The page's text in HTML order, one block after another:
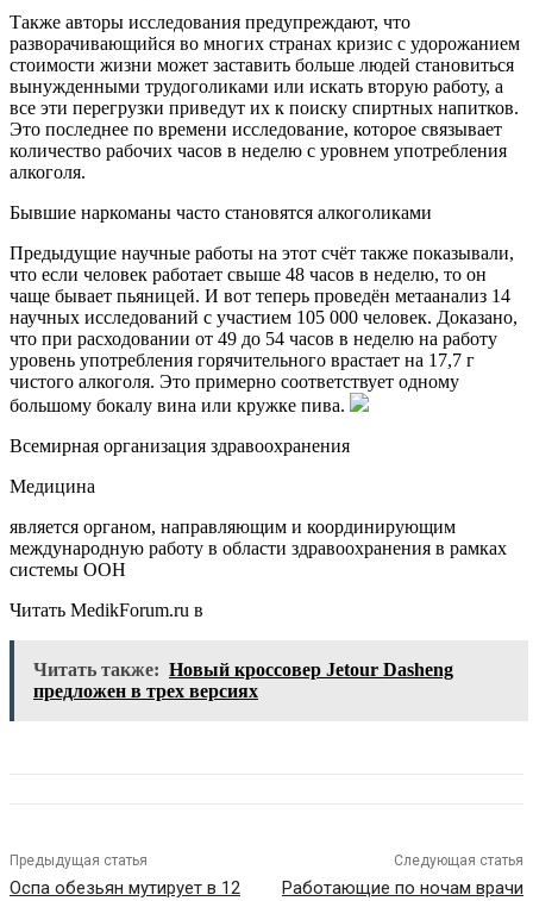
Также авторы исследования предупреждают, что
разворачивающийся во многих странах кризис с удорожанием
стоимости жизни может заставить больше людей становиться
вынужденными трудоголиками или искать вторую работу, а
все эти перегрузки приведут их к поиску спиртных напитков.
Это последнее по времени исследование, которое связывает
количество рабочих часов в неделю с уровнем употребления
алкоголя.
Бывшие наркоманы часто становятся алкоголиками
Предыдущие научные работы на этот счёт также показывали,
что если человек работает свыше 48 часов в неделю, то он
чаще бывает пьяницей. И вот теперь проведён метаанализ 14
научных исследований с участием 105 000 человек. Доказано,
что при расходовании от 49 до 54 часов в неделю на работу
уровень употребления горячительного врастает на 17,7 г
чистого алкоголя. Это примерно соответствует одному
большому бокалу вина или кружке пива.
Всемирная организация здравоохранения
Медицина
является органом, направляющим и координирующим
международную работу в области здравоохранения в рамках
системы ООН
Читать MedikForum.ru в
Читать также: Новый кроссовер Jetour Dasheng
предложен в трех версиях
Предыдущая статья
Оспа обезьян мутирует в 12
Следующая статья
Работающие по ночам врачи